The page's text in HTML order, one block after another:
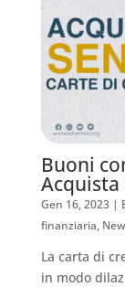
Buoni
Gen 16, 2023|
finanziaria,
La carta di
in modo